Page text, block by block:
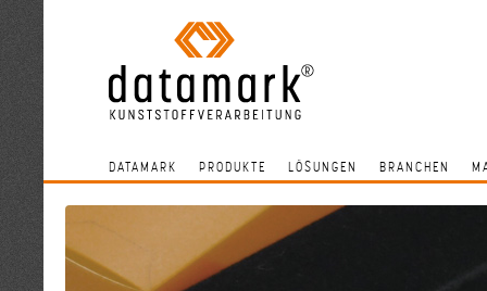
DATAMARK PRODUKTE LÖSUNGEN BRANCHEN